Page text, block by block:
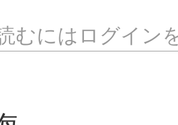
むにはログイン